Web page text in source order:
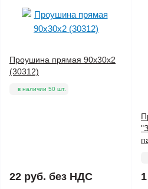
Проушина прямая 90х30х2
(30312)
в наличии 50 шт.
22 руб. без НДС